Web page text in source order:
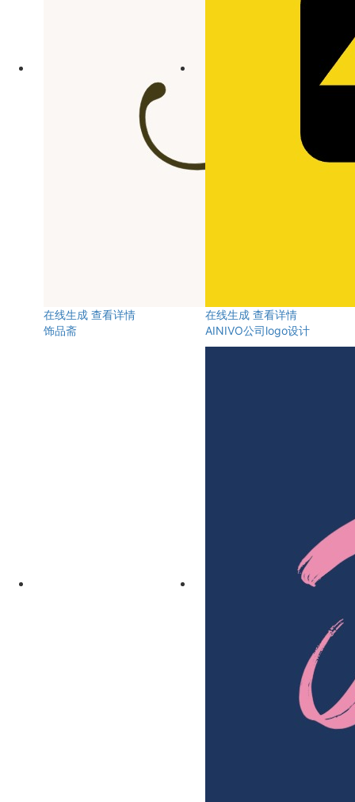
在线生成 查看详情
饰品斋
在线生成 查看详情
AINIVO公司logo设计